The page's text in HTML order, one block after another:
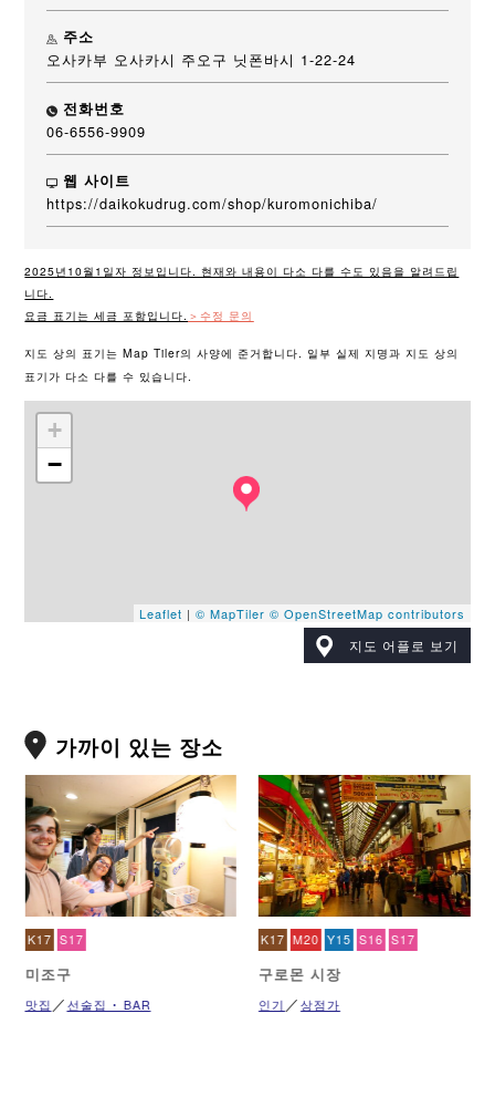
주소
오사카부 오사카시 주오구 닛폰바시 1-22-24
전화번호
06-6556-9909
웹 사이트
https://daikokudrug.com/shop/kuromonichiba/
2025년10월1일자 정보입니다. 현재와 내용이 다소 다를 수도 있음을 알려드립
니다.
요금 표기는 세금 포함입니다. ＞수정 문의
지도 상의 표기는 Map Tiler의 사양에 준거합니다. 일부 실제 지명과 지도 상의
표기가 다소 다를 수 있습니다.
+
−
Leaflet | © MapTiler © OpenStreetMap contributors
지도 어플로 보기
가까이 있는 장소
K17 S17
미조구
맛집 선술집 ･ BAR
K17 M20 Y15 S16 S17
구로몬 시장
인기 상점가